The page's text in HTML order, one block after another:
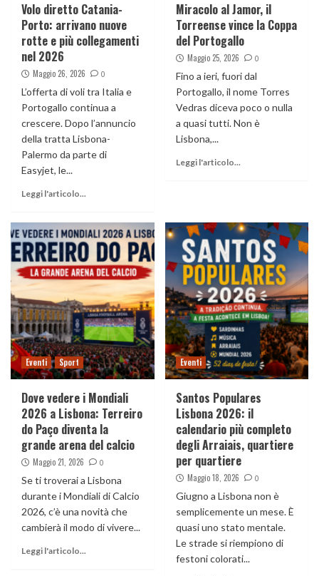
Volo diretto Catania-
Porto: arrivano nuove
rotte e più collegamenti
nel 2026
Maggio 26, 2026 0
L’offerta di voli tra Italia e
Portogallo continua a
crescere. Dopo l’annuncio
della tratta Lisbona-
Palermo da parte di
Easyjet, le...
Leggi l'articolo...
Miracolo al Jamor, il
Torreense vince la Coppa
del Portogallo
Maggio 25, 2026 0
Fino a ieri, fuori dal
Portogallo, il nome Torres
Vedras diceva poco o nulla
a quasi tutti. Non è
Lisbona,...
Leggi l'articolo...
Eventi Sport
Dove vedere i Mondiali
2026 a Lisbona: Terreiro
do Paço diventa la
grande arena del calcio
Maggio 21, 2026 0
Se ti troverai a Lisbona
durante i Mondiali di Calcio
2026, c’è una novità che
cambierà il modo di vivere...
Leggi l'articolo...
Eventi
Santos Populares
Lisbona 2026: il
calendario più completo
degli Arraiais, quartiere
per quartiere
Maggio 18, 2026 0
Giugno a Lisbona non è
semplicemente un mese. È
quasi uno stato mentale.
Le strade si riempiono di
festoni colorati...